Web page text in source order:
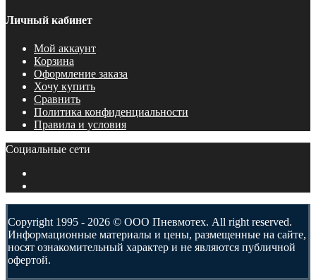
Личный кабинет
Мой аккаунт
Корзина
Оформление заказа
Хочу купить
Сравнить
Политика конфиденциальности
Правила и условия
Социальные сети
Copyright 1995 - 2026 © ООО Пневмотех. All right reserved.
Информационные материалы и цены, размещенные на сайте,
носят ознакомительный характер и не являются публичной
офертой.